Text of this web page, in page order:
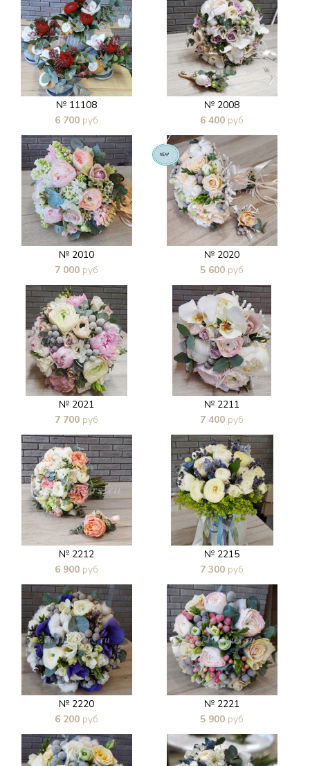
№ 11108
6 700 руб
В 1 клик
№ 2008
6 400 руб
В 1 клик
№ 2010
7 000 руб
В 1 клик
№ 2020
5 600 руб
В 1 клик
№ 2021
7 700 руб
В 1 клик
№ 2211
7 400 руб
В 1 клик
№ 2212
6 900 руб
В 1 клик
№ 2215
7 300 руб
В 1 клик
№ 2220
6 200 руб
В 1 клик
№ 2221
5 900 руб
В 1 клик